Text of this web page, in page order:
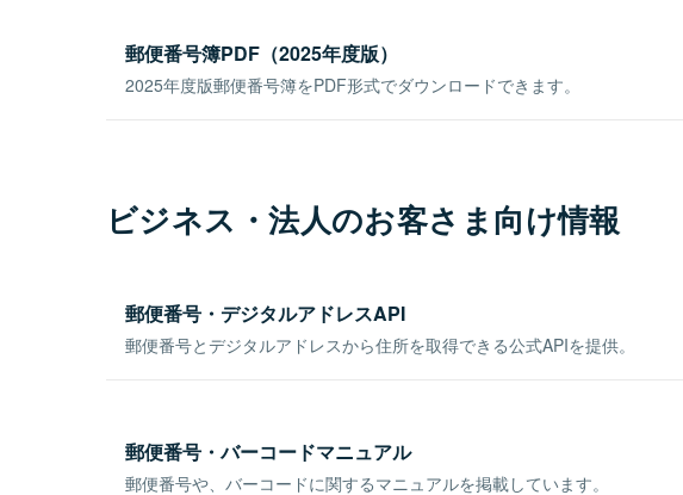
郵便番号簿PDF（2025年度版）
2025年度版郵便番号簿をPDF形式でダウンロードできます。
ビジネス・法人のお客さま向け情報
郵便番号・デジタルアドレスAPI
郵便番号とデジタルアドレスから住所を取得できる公式APIを提供。
郵便番号・バーコードマニュアル
郵便番号や、バーコードに関するマニュアルを掲載しています。